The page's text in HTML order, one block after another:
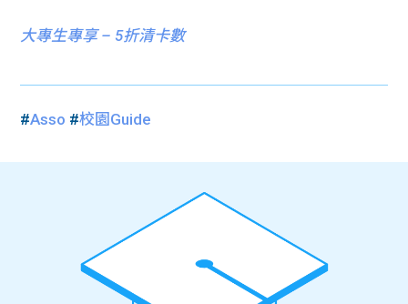
大專生專享 – 5折清卡數
#Asso #校園Guide